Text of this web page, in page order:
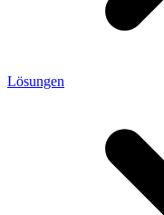
Lösungen